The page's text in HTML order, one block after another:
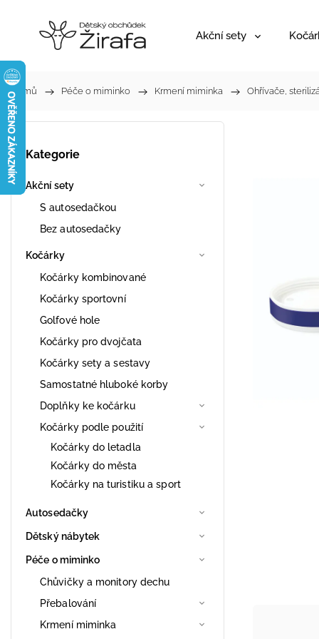
Akční sety
Domů / Péče o miminko / Krmení miminka / Ohřívače,
Kategorie
Akční sety
S autosedačkou
Bez autosedačky
Kočárky
Kočárky kombinované
Kočárky sportovní
Golfové hole
Kočárky pro dvojčata
Kočárky sety a sestavy
Samostatné hluboké korby
Doplňky ke kočárku
Kočárky podle použití
Kočárky do letadla
Kočárky do města
Kočárky na turistiku a sport
Autosedačky
Dětský nábytek
Péče o miminko
Chůvičky a monitory dechu
Přebalování
Krmení miminka